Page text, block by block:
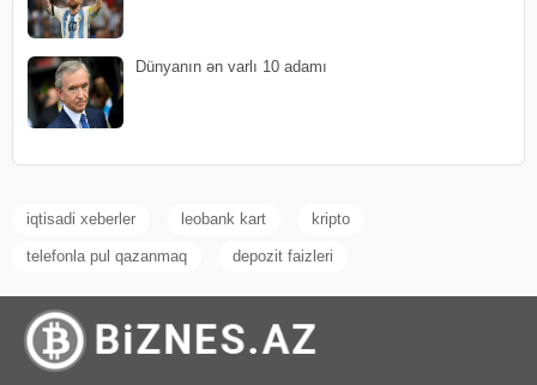
Dünyanın ən varlı 10 adamı
iqtisadi xeberler leobank kart kripto
telefonla pul qazanmaq depozit faizleri